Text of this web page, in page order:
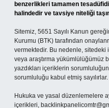
benzerlikleri tamamen
halindedir ve tavsiye niteliği
Sitemiz, 5651 Sayılı Kanun
Kurumu (BTK) tarafından
vermektedir. Bu nedenle,
veya araştırma yükümlülüğümüz
yazdıkları içeriklerin
sorumluluğu kabul etmiş sayılırlar.
Hukuka ve yasal düzenlemelere
içerikleri,